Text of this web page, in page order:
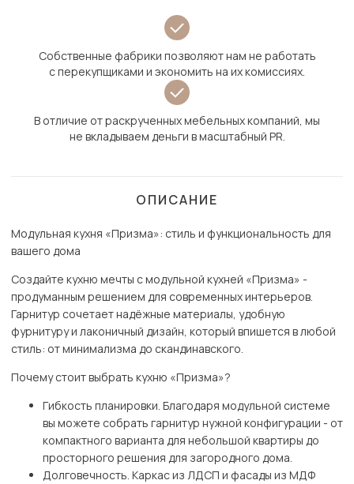
Собственные фабрики позволяют нам не работать
с перекупщиками и экономить на их комиссиях.
В отличие от раскрученных мебельных компаний, мы
не вкладываем деньги в масштабный PR.
ОПИСАНИЕ
Модульная кухня «Призма»: стиль и функциональность для
вашего дома
Создайте кухню мечты с модульной кухней «Призма» -
продуманным решением для современных интерьеров.
Гарнитур сочетает надёжные материалы, удобную
фурнитуру и лаконичный дизайн, который впишется в любой
стиль: от минимализма до скандинавского.
Почему стоит выбрать кухню «Призма»?
Гибкость планировки. Благодаря модульной системе
вы можете собрать гарнитур нужной конфигурации - от
компактного варианта для небольшой квартиры до
просторного решения для загородного дома.
Долговечность. Каркас из ЛДСП и фасады из МДФ